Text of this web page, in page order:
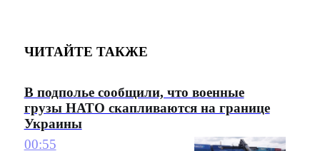
ЧИТАЙТЕ ТАКЖЕ
В подполье сообщили, что военные
грузы НАТО скапливаются на границе
Украины
00:55